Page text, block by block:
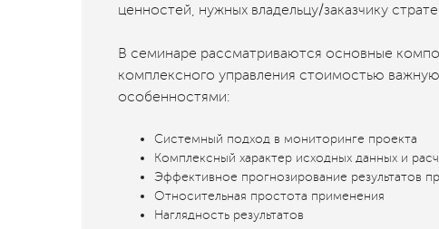
ценностей, нужных владельцу/заказчику
В семинаре рассматриваются основные
комплексного управления стоимостью
особенностями:
Системный подход в мониторинге проекта
Комплексный характер исходных данных и
Эффективное прогнозирование результатов
Относительная простота применения
Наглядность результатов